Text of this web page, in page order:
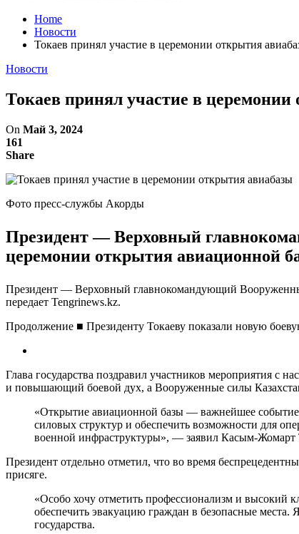
Home
Новости
Токаев принял участие в церемонии открытия
Новости
Токаев принял участие в
On Май 3, 2024
161
Share
Фото пресс-службы Акорды
Президент — Верховный
церемонии открытия авиационной
Президент — Верховный главнокомандующий
передает Tengrinews.kz.
Продолжение ■ Президенту Токаеву показали новую
Глава государства поздравил участников мероприятия
и повышающий боевой дух, а Вооруженные силы
«Открытие авиационной базы — важнейшее событие
силовых структур и обеспечить возможности для
военной инфраструктуры», — заявил Касым-Жомарт
Президент отдельно отметил, что во время
присяге.
«Особо хочу отметить профессионализм и высокий
обеспечить эвакуацию граждан в безопасные
государства.